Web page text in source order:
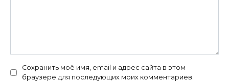
Сохранить моё имя, email и адрес сайта в этом
браузере для последующих моих комментариев.